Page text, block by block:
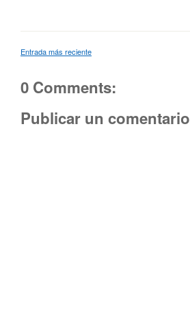
Entrada más reciente
0 Comments:
Publicar un comentario